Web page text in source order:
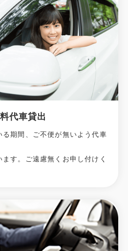
代車貸出
る期間、ご不便が無いよう代車
す。ご遠慮無くお申し付けく